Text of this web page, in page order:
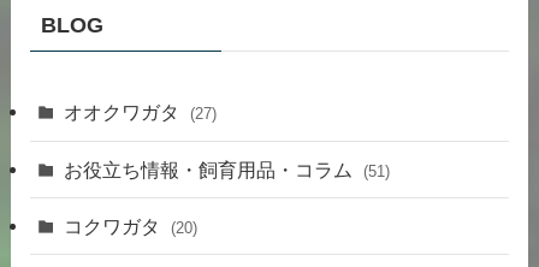
BLOG
オオクワガタ (27)
お役立ち情報・飼育用品・コラム (51)
コクワガタ (20)